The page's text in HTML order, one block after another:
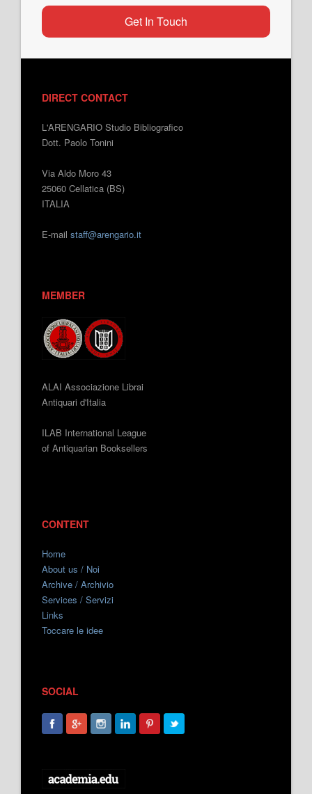
Get In Touch
DIRECT CONTACT
L'ARENGARIO Studio Bibliografico
Dott. Paolo Tonini
Via Aldo Moro 43
25060 Cellatica (BS)
ITALIA
E-mail staff@arengario.it
MEMBER
ALAI Associazione Librai
Antiquari d'Italia
ILAB International League
of Antiquarian Booksellers
CONTENT
Home
About us / Noi
Archive / Archivio
Services / Servizi
Links
Toccare le idee
SOCIAL